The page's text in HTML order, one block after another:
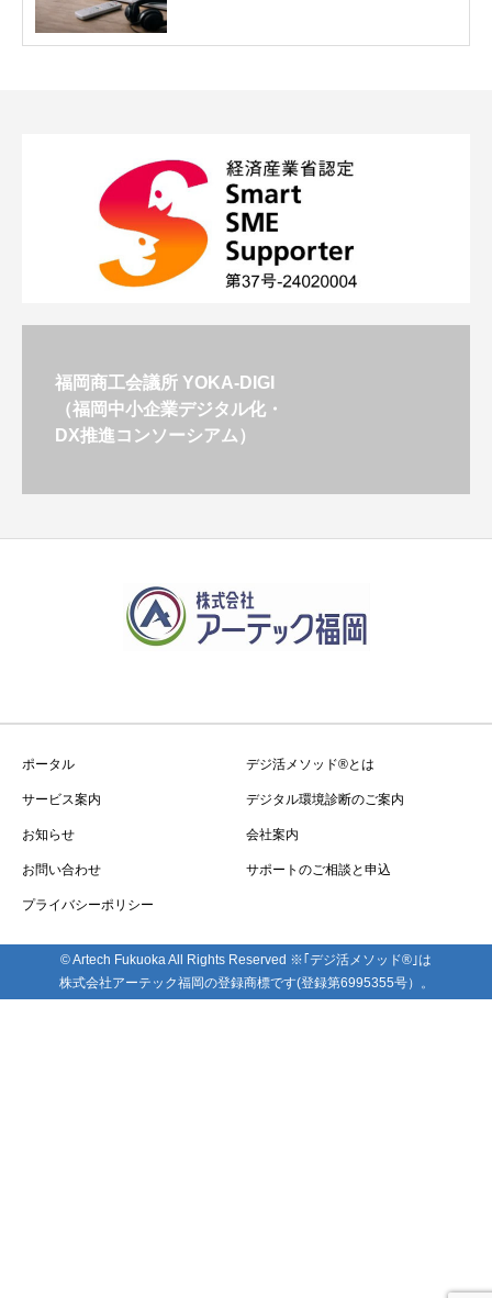
福岡商工会議所 YOKA-DIGI
（福岡中小企業デジタル化・
DX推進コンソーシアム）
ポータル デジ活メソッド®とは
サービス案内 デジタル環境診断のご案内
お知らせ 会社案内
お問い合わせ サポートのご相談と申込
プライバシーポリシー
© Artech Fukuoka All Rights Reserved ※｢デジ活メソッド®｣は
株式会社アーテック福岡の登録商標です(登録第6995355号）。